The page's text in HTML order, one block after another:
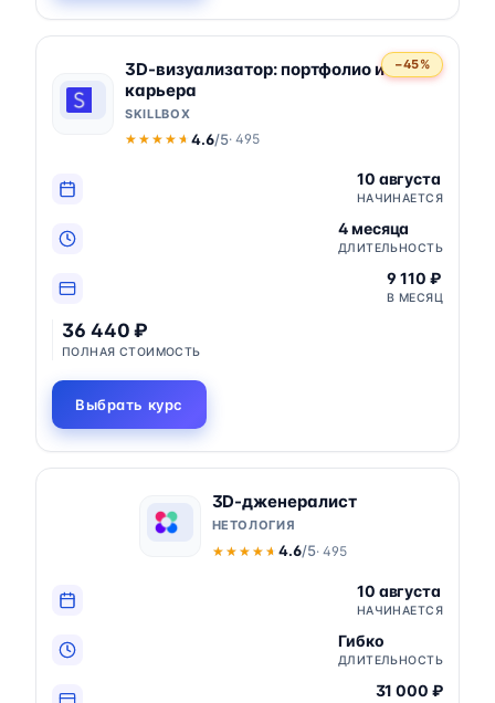
−45%
3D-визуализатор: портфолио и
карьера
SKILLBOX
★★★★★
★★★★★ 4.6/5· 495
10 августа
НАЧИНАЕТСЯ
4 месяца
ДЛИТЕЛЬНОСТЬ
9 110 ₽
В МЕСЯЦ
36 440 ₽
ПОЛНАЯ СТОИМОСТЬ
Выбрать курс
3D-дженералист
НЕТОЛОГИЯ
★★★★★
★★★★★ 4.6/5· 495
10 августа
НАЧИНАЕТСЯ
Гибко
ДЛИТЕЛЬНОСТЬ
31 000 ₽